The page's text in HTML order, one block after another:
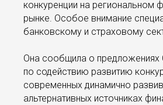
конкуренции на региональном
рынке. Особое внимание
банковскому и страховому
Она сообщила о предложениях
по содействию развитию
современных динамично
альтернативных источниках